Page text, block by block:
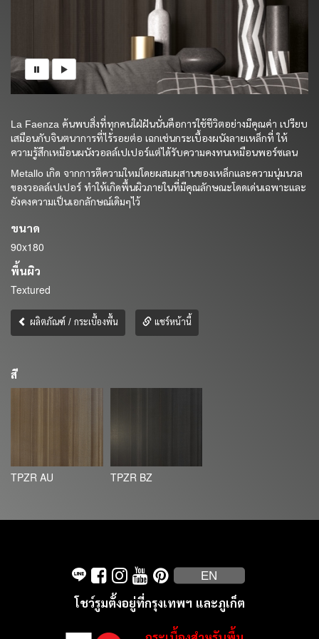
La Faenza ค้นพบสิ่งที่ทุกคนใฝ่ฝันนั่นคือการใช้ชีวิตอย่างมีคุณค่า เปรียบ
เสมือนกับจินตนาการที่ไร้รอยต่อ เฉกเช่นกระเบื้องผนังลายเหล็กที่ ให้
ความรู้สึกเหมือนผนังวอลล์เปเปอร์แต่ได้รับความคงทนเหมือนพอร์ซเลน
Metallo เกิด จากการตีความใหม่โดยผสมผสานของเหล็กและความนุ่มนวล
ของวอลล์เปเปอร์ ทำให้เกิดพื้นผิวภายในที่มีคุณลักษณะโดดเด่นเฉพาะและ
ยังคงความเป็นเอกลักษณ์เดิมๆไว้
ขนาด
90x180
พื้นผิว
Textured
ผลิตภัณฑ์ / กระเบื้องพื้น แชร์หน้านี้
สี
TPZR AU TPZR BZ
EN
โชว์รูมตั้งอยู่ที่กรุงเทพฯ และภูเก็ต